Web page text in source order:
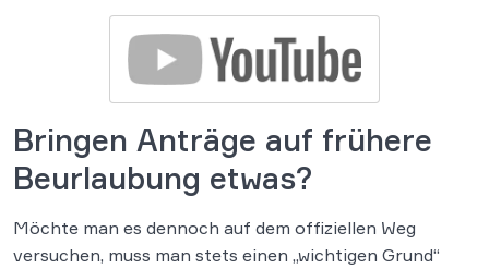
Bringen Anträge auf frühere
Beurlaubung etwas?
Möchte man es dennoch auf dem offiziellen Weg
versuchen, muss man stets einen „wichtigen Grund“